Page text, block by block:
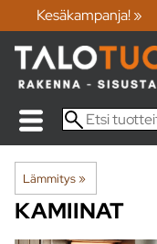
Kesäkampanja! »
Lämmitys‪»
KAMIINAT